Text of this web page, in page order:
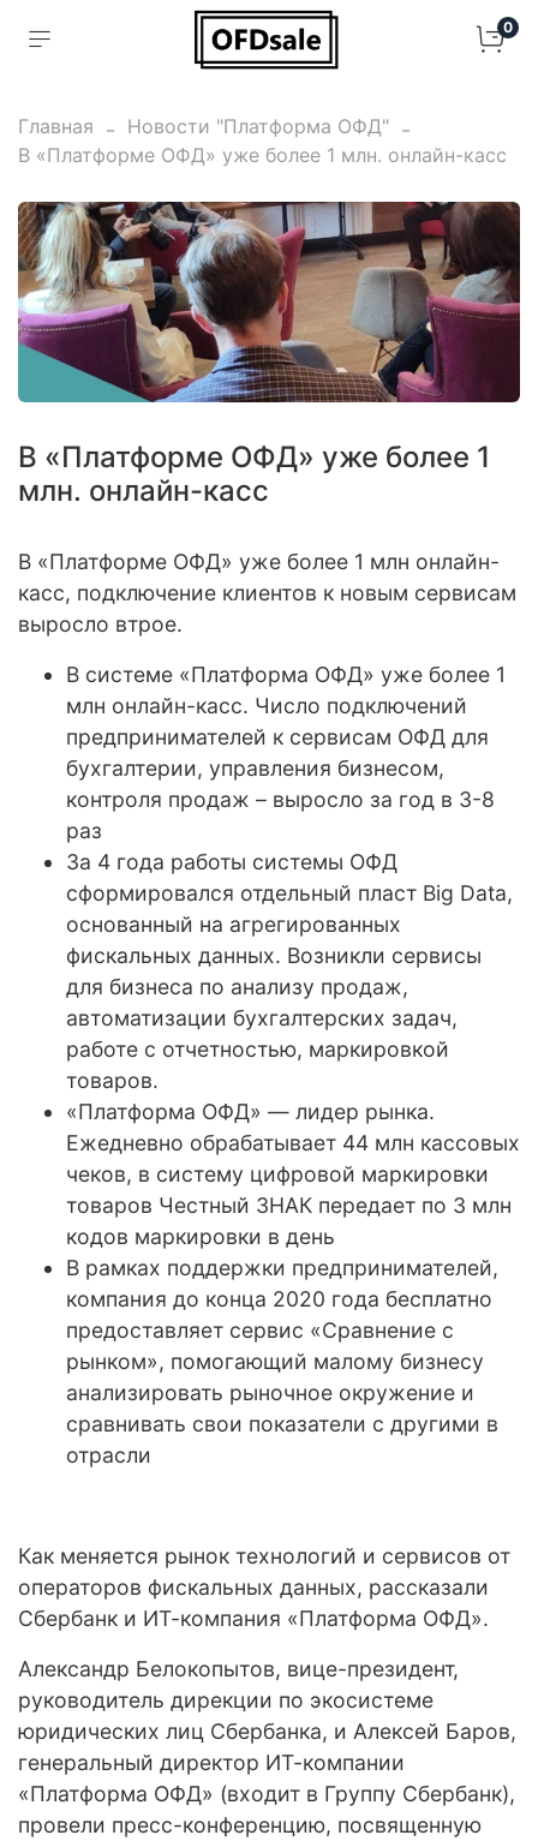
0
Главная
Новости "Платформа ОФД"
В «Платформе ОФД» уже более 1 млн. онлайн-касс
В «Платформе ОФД» уже более 1
млн. онлайн-касс
В «Платформе ОФД» уже более 1 млн онлайн-
касс, подключение клиентов к новым сервисам
выросло втрое.
В системе «Платформа ОФД» уже более 1
млн онлайн-касс. Число подключений
предпринимателей к сервисам ОФД для
бухгалтерии, управления бизнесом,
контроля продаж – выросло за год в 3-8
раз
За 4 года работы системы ОФД
сформировался отдельный пласт Big Data,
основанный на агрегированных
фискальных данных. Возникли сервисы
для бизнеса по анализу продаж,
автоматизации бухгалтерских задач,
работе с отчетностью, маркировкой
товаров.
«Платформа ОФД» — лидер рынка.
Ежедневно обрабатывает 44 млн кассовых
чеков, в систему цифровой маркировки
товаров Честный ЗНАК передает по 3 млн
кодов маркировки в день
В рамках поддержки предпринимателей,
компания до конца 2020 года бесплатно
предоставляет сервис «Сравнение с
рынком», помогающий малому бизнесу
анализировать рыночное окружение и
сравнивать свои показатели с другими в
отрасли
Как меняется рынок технологий и сервисов от
операторов фискальных данных, рассказали
Сбербанк и ИТ-компания «Платформа ОФД».
Александр Белокопытов, вице-президент,
руководитель дирекции по экосистеме
юридических лиц Сбербанка, и Алексей Баров,
генеральный директор ИТ-компании
«Платформа ОФД» (входит в Группу Сбербанк),
провели пресс-конференцию, посвященную